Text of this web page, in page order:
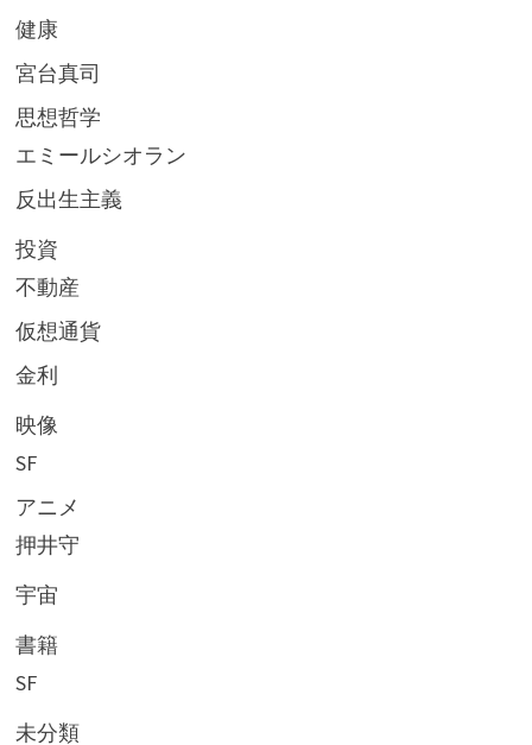
健康
宮台真司
思想哲学
エミールシオラン
反出生主義
投資
不動産
仮想通貨
金利
映像
SF
アニメ
押井守
宇宙
書籍
SF
未分類